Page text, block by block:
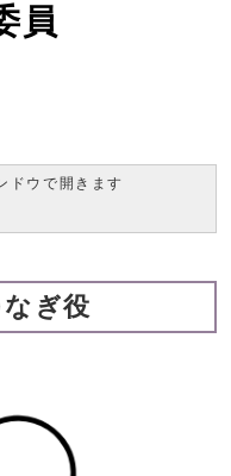
員
ドウで開きます
ぎ役